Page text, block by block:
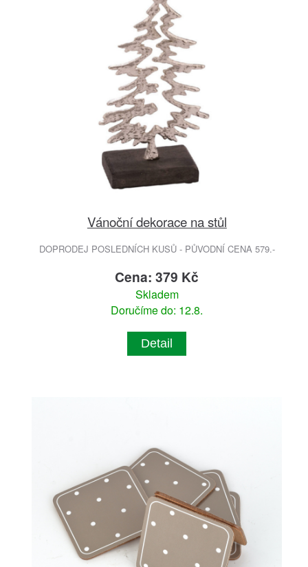
Vánoční dekorace na stůl
DOPRODEJ POSLEDNÍCH KUSŮ - PŮVODNÍ CENA 579.-
Cena: 379 Kč
Skladem
Doručíme do: 12.8.
Detail